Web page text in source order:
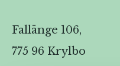
Fallänge 106,
775 96 Krylbo